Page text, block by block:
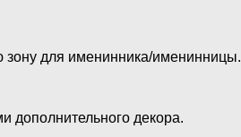
для именинника/именинницы.
декора.